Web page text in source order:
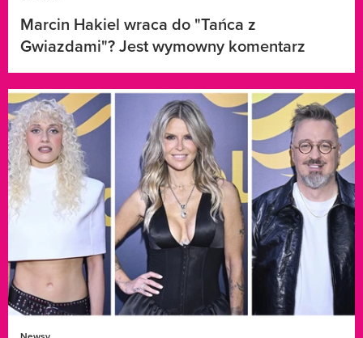
Marcin Hakiel wraca do "Tańca z
Gwiazdami"? Jest wymowny komentarz